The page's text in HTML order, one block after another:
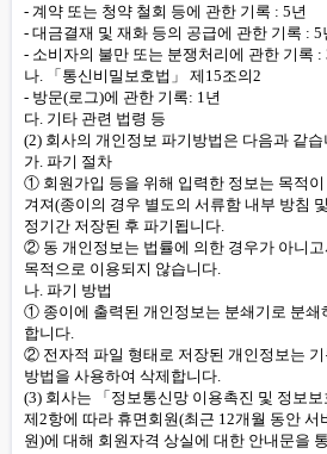
- 계약 또는 청약 철회 등에 관한 기록 : 5년
- 대금결재 및 재화 등의 공급에 관한 기록 : 5
- 소비자의 불만 또는 분쟁처리에 관한 기록 :
나. 「통신비밀보호법」 제15조의2
- 방문(로그)에 관한 기록: 1년
다. 기타 관련 법령 등
(2) 회사의 개인정보 파기방법은 다음과 같습
가. 파기 절차
① 회원가입 등을 위해 입력한 정보는 목적
겨져(종이의 경우 별도의 서류함 내부 방침
정기간 저장된 후 파기됩니다.
② 동 개인정보는 법률에 의한 경우가 아니
목적으로 이용되지 않습니다.
나. 파기 방법
① 종이에 출력된 개인정보는 분쇄기로 분쇄
합니다.
② 전자적 파일 형태로 저장된 개인정보는
방법을 사용하여 삭제합니다.
(3) 회사는 「정보통신망 이용촉진 및 정보
제2항에 따라 휴면회원(최근 12개월 동안 서
원)에 대해 회원자격 상실에 대한 안내문을